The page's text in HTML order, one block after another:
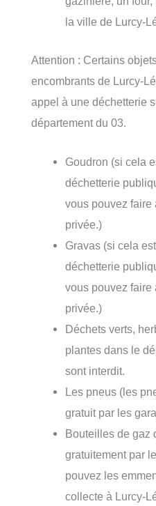
la ville de Lurcy-
Attention : Certains
encombrants de Lurcy-
appel à une déchetterie
département du 03.
Goudron (si cela
déchetterie
vous pouvez faire
privée.)
Gravas (si cela
déchetterie
vous pouvez faire
privée.)
Déchets verts,
plantes dans le
sont interdit.
Les pneus (les
gratuit par les
Bouteilles de gaz
gratuitement par
pouvez les
collecte à Lurcy-